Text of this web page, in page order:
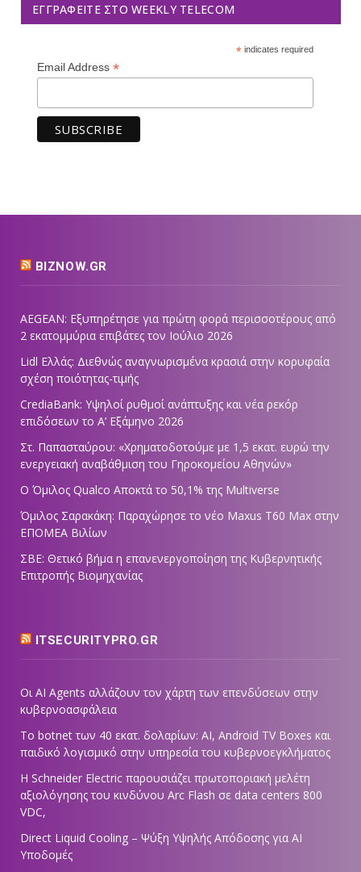
ΕΓΓΡΑΦΕΊΤΕ ΣΤΟ WEEKLY TELECOM
*indicates required
Email Address *
BIZNOW.GR
AEGEAN: Εξυπηρέτησε για πρώτη φορά περισσοτέρους από
2 εκατομμύρια επιβάτες τον Ιούλιο 2026
Lidl Ελλάς: Διεθνώς αναγνωρισμένα κρασιά στην κορυφαία
σχέση ποιότητας-τιμής
CrediaBank: Υψηλοί ρυθμοί ανάπτυξης και νέα ρεκόρ
επιδόσεων το Α’ Εξάμηνο 2026
Στ. Παπασταύρου: «Χρηματοδοτούμε με 1,5 εκατ. ευρώ την
ενεργειακή αναβάθμιση του Γηροκομείου Αθηνών»
Ο Όμιλος Qualco Αποκτά το 50,1% της Multiverse
Όμιλος Σαρακάκη: Παραχώρησε το νέο Maxus T60 Max στην
ΕΠΟΜΕΑ Βιλίων
ΣΒΕ: Θετικό βήμα η επανενεργοποίηση της Κυβερνητικής
Επιτροπής Βιομηχανίας
ITSECURITYPRO.GR
Οι AI Agents αλλάζουν τον χάρτη των επενδύσεων στην
κυβερνοασφάλεια
Το botnet των 40 εκατ. δολαρίων: AI, Android TV Boxes και
παιδικό λογισμικό στην υπηρεσία του κυβερνοεγκλήματος
Η Schneider Electric παρουσιάζει πρωτοποριακή μελέτη
αξιολόγησης του κινδύνου Arc Flash σε data centers 800
VDC,
Direct Liquid Cooling – Ψύξη Υψηλής Απόδοσης για AI
Υποδομές